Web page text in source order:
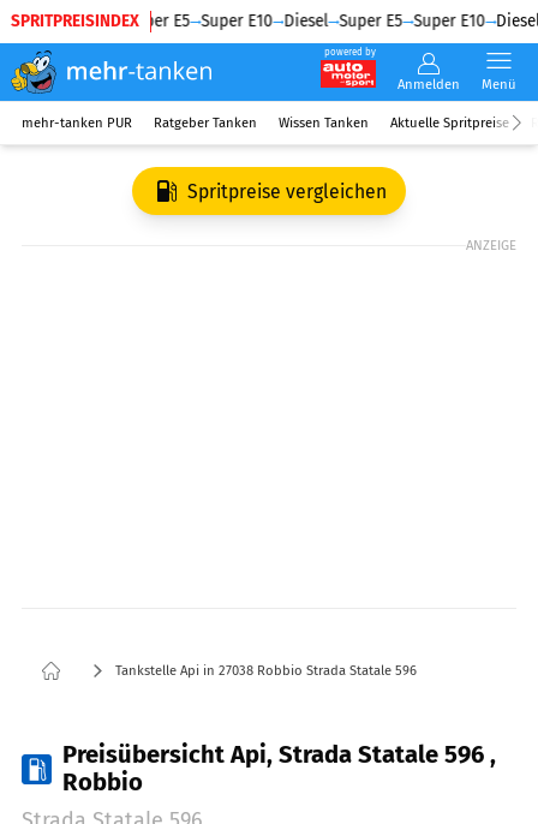
SPRITPREISINDEX
Diesel Super E5 Super E10 Diesel Super E5 Super E10 Diesel
powered by
Anmelden Menü
mehr-tanken PUR Ratgeber Tanken Wissen Tanken Aktuelle Spritpreise
Spritpreise vergleichen
ANZEIGE
Tankstelle Api in 27038 Robbio Strada Statale 596
Preisübersicht Api, Strada Statale 596 ,
Robbio